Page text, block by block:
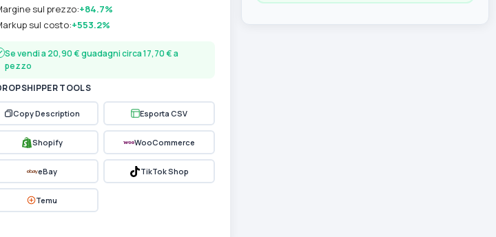
sul prezzo:+84.7%
sul costo:+553.2%
Se vendi a 20,90 € guadagni circa 17,70 € a
pezzo
TOOLS
Copy Description Esporta CSV
Shopify WooCommerce
eBay TikTok Shop
Temu